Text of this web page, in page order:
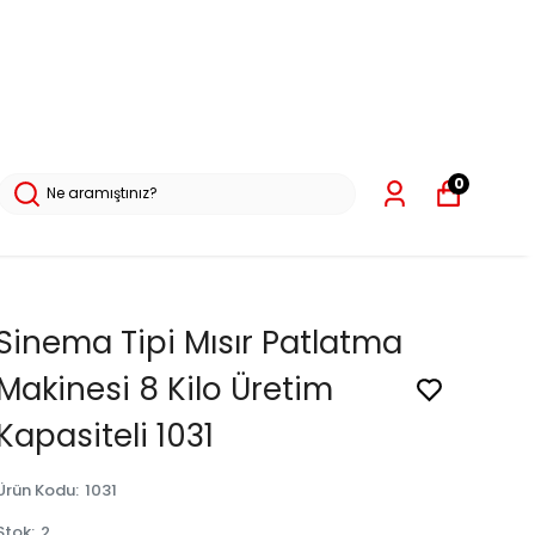
0
Tipi Mısır Patlatma
8 Kilo Üretim
1031
Kodu: 1031